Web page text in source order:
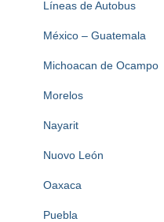
Líneas de Autobus
México – Guatemala
Michoacan de Ocampo
Morelos
Nayarit
Nuovo León
Oaxaca
Puebla